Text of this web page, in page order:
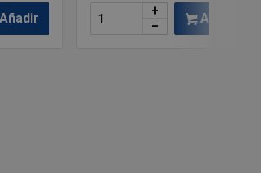
+
–
Añadir